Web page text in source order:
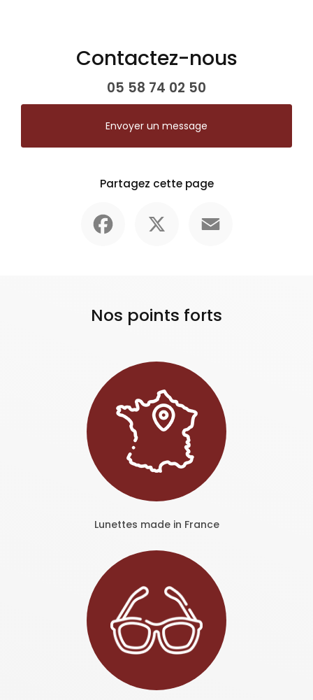
Contactez-nous
05 58 74 02 50
Envoyer un message
Partagez cette page
Nos points forts
Lunettes made in France